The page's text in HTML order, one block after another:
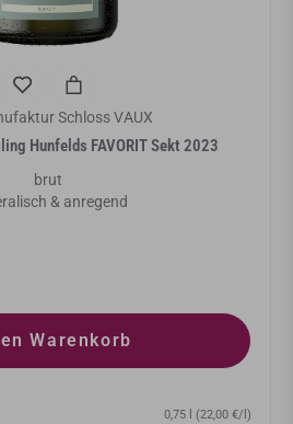
Schloss VAUX
Hunfelds FAVORIT Sekt 2023
brut
& anregend
Warenkorb
0,75 l (22,00 €/l)